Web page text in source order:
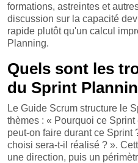
formations, astreintes et
discussion sur la capacité
rapide plutôt qu'un calcul
Planning.
Quels sont les
du Sprint
Le Guide Scrum structure le
thèmes : « Pourquoi ce
peut-on faire durant ce Sprint
choisi sera-t-il réalisé ? ».
une direction, puis un